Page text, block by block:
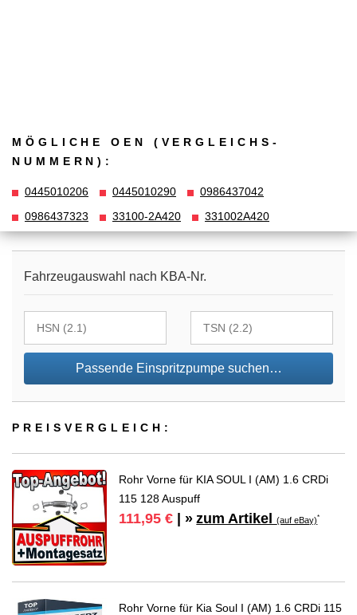
MÖGLICHE OEN (VERGLEICHS­
NUMMERN):
0445010206 0445010290
0986437042
0986437323
33100-2A420 331002A420
Fahrzeugauswahl nach KBA-Nr.
Passende Einspritzpumpe suchen…
PREIS­VER­GLEICH:
Rohr Vorne für KIA SOUL I (AM) 1.6 CRDi
115 128 Auspuff
111,95 € | » zum Artikel(auf eBay)*
Rohr Vorne für Kia Soul I (AM) 1.6 CRDi 115